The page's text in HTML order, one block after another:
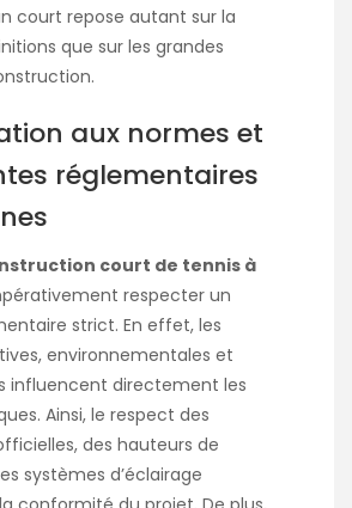
court repose autant sur la
que sur les grandes
aux normes et
réglementaires
court de tennis à
respecter un
strict. En effet, les
environnementales et
influencent directement les
Ainsi, le respect des
des hauteurs de
systèmes d’éclairage